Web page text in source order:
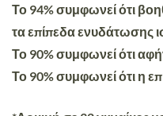
Το 94% συμφωνεί ότι
τα επίπεδα ενυδάτωσης
Το 90% συμφωνεί ότι
Το 90% συμφωνεί ότι η